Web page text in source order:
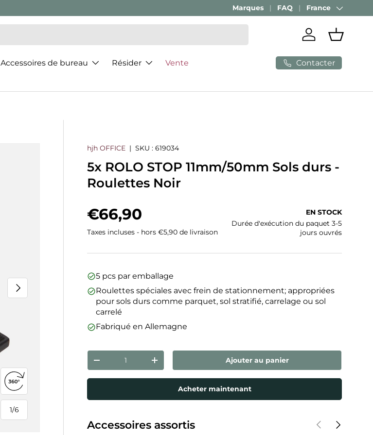
Marques FAQ Pays
France
Se connecter
Panier
Accessoires de bureau Résider Vente Contacter
1/
de
6
Suivant
Ouvrir la vue 360°
hjh OFFICE |SKU : 619034
5x ROLO STOP 11mm/50mm Sols durs -
Roulettes Noir
Prix habituel
€66,90
Taxes incluses - hors €5,90 de livraison
EN STOCK
Durée d'exécution du paquet 3-5
jours ouvrés
5 pcs par emballage
Roulettes spéciales avec frein de stationnement; appropriées
pour sols durs comme parquet, sol stratifié, carrelage ou sol
carrelé
Fabriqué en Allemagne
Qté
Diminuer la quantitéAugmenter la quantitéAjouter au panier
Acheter maintenant
Accessoires assortis PrécédentSuivant